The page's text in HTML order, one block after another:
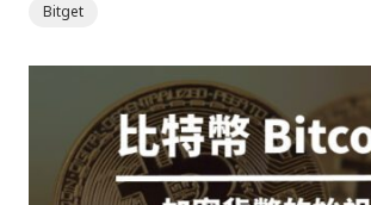
Bitget